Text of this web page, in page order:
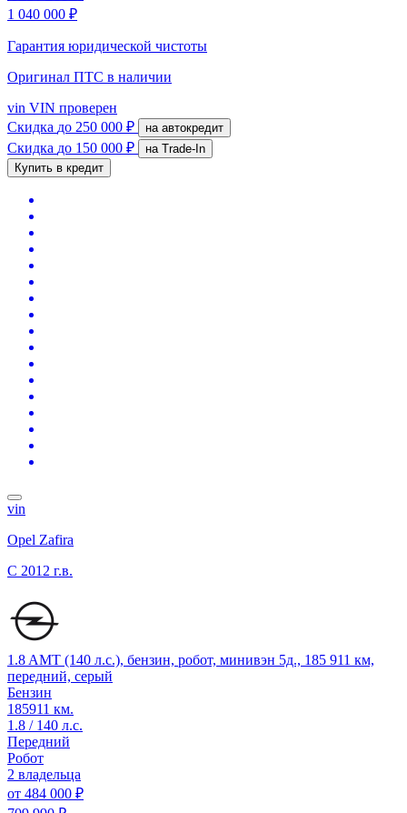
1 040 000 ₽
Гарантия юридической чистоты
Оригинал ПТС в наличии
vin VIN проверен
Скидка до 250 000 ₽ на автокредит
Скидка до 150 000 ₽
на Trade-In
Купить в кредит
vin
Opel Zafira
C 2012 г.в.
1.8 AMT (140 л.с.), бензин, робот, минивэн 5д., 185 911 км,
передний, серый
Бензин
185911 км.
1.8 / 140 л.с.
Передний
Робот
2 владельца
от 484 000 ₽